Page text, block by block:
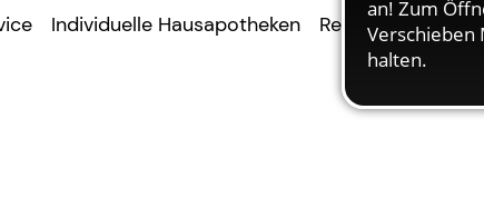
Individuelle Hausapotheken Rezept Einreichen